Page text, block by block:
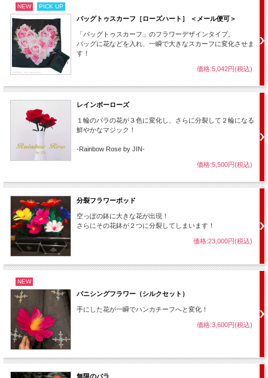
NEW PICK UP
バッグトゥスカーフ［ローズハート］ ＜メール便可＞
「バッグトゥスカーフ」のフラワーデザインタイプ。
バッグに花などを入れ、一瞬で大きなスカーフに変化させま
す！
価格:5,042円(税込)
レインボーローズ
１輪のバラの花が３色に変化し、さらに分裂して２輪になる
鮮やかなマジック！
-Rainbow Rose by JIN-
価格:5,500円(税込)
分裂フラワーポッド
空っぽの鉢に大きな花が出現！
さらにその花鉢が２つに分裂してしまいます！
価格:23,000円(税込)
NEW
バニシングフラワー（シルクセット）
手にした花が一瞬でハンカチーフへと変化！
価格:3,600円(税込)
無限のバラ